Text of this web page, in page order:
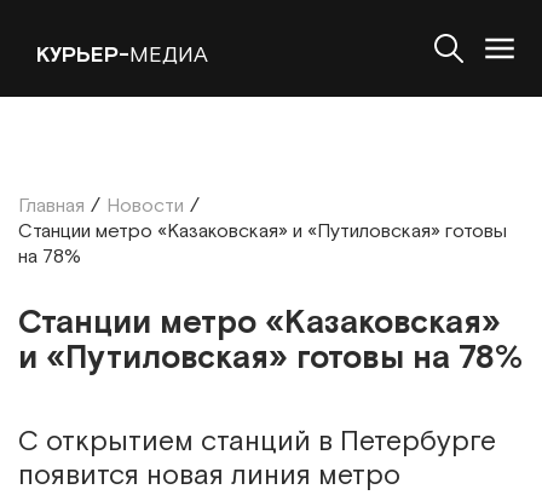
КУРЬЕР-МЕДИА
Главная / Новости /
Станции метро «Казаковская» и «Путиловская» готовы
на 78%
Станции метро «Казаковская»
и «Путиловская» готовы на 78%
С открытием станций в Петербурге
появится новая линия метро